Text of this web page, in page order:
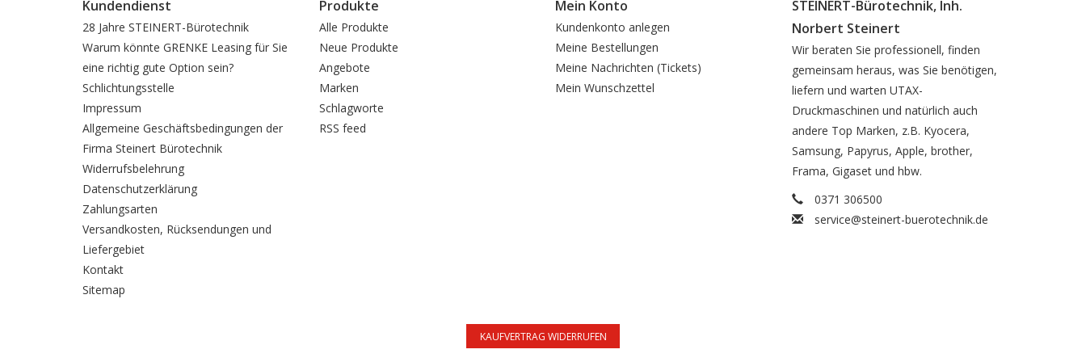
Kundendienst
28 Jahre STEINERT-Bürotechnik
Warum könnte GRENKE Leasing für Sie
eine richtig gute Option sein?
Schlichtungsstelle
Impressum
Allgemeine Geschäftsbedingungen der
Firma Steinert Bürotechnik
Widerrufsbelehrung
Datenschutzerklärung
Zahlungsarten
Versandkosten, Rücksendungen und
Liefergebiet
Kontakt
Sitemap
Produkte
Alle Produkte
Neue Produkte
Angebote
Marken
Schlagworte
RSS feed
Mein Konto
Kundenkonto anlegen
Meine Bestellungen
Meine Nachrichten (Tickets)
Mein Wunschzettel
STEINERT-Bürotechnik, Inh.
Norbert Steinert
Wir beraten Sie professionell, finden
gemeinsam heraus, was Sie benötigen,
liefern und warten UTAX-
Druckmaschinen und natürlich auch
andere Top Marken, z.B. Kyocera,
Samsung, Papyrus, Apple, brother,
Frama, Gigaset und hbw.
0371 306500
service@steinert-buerotechnik.de
KAUFVERTRAG WIDERRUFEN